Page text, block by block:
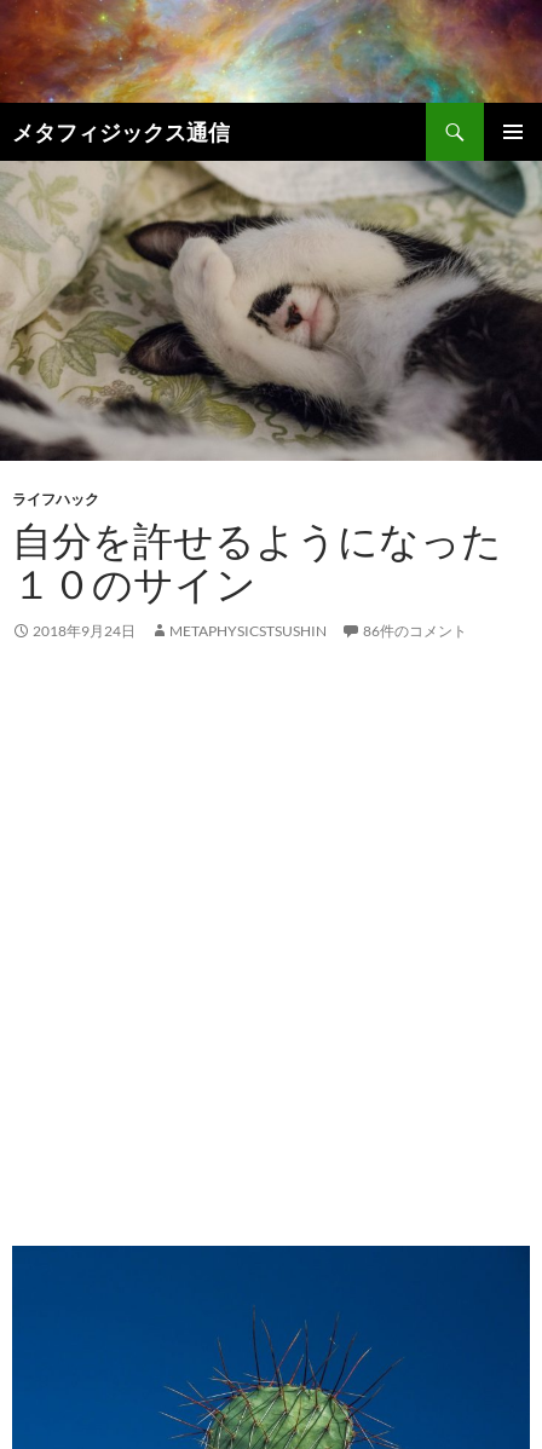
テ
ン
へ
ス
ッ
プ
メタフィジックス通信
索
メインメ
ニュー
ライフハック
自分を許せるようになった
１０のサイン
2018年9月24日 METAPHYSICSTSUSHIN 86件のコメント